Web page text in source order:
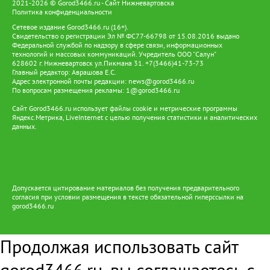
«снайпер», настольный аэрохоккей, шашки и шахматы, а также
часть. Депутаты отметили, что третья смена пользуется
большим спросом — попасть в лагеря дневного пребывания
смогли не все желающие. По сравнению с прошлым годом
число лагерей увеличили с 15 до 17, однако и этого оказалось
недостаточно. По окончании всех трёх смен планируется
опрос родителей: это позволит сформировать запрос на
будущий год и обосновать выделение дополнительных
средств на увеличение количества лагерей. Председатель Думы
Нижневартовска Алексей Сатинов подчеркнул: «Депутатский
корпус интересуют прежде всего условия пребывания, питание
организация очень хорошая. Но потребность выше, и надеюсь,
что в будущем году мы сможем увеличить количество мест в
третью смену». Его коллега, председатель комитета по
ребятами, и нареканий с их стороны не поступало. «В лагерях
дневного пребывания действуют 16 различных программ,
включающих спорт, изучение быта народов России, а также
2021-2026 © Gorod3466.ru - Сайт Нижневартовска
Политика конфиденциальности
Сетевое издание Gorod3466.ru (16+).
Свидетельство о регистрации Эл № ФС77-66798 от 15.08.2016 выдано
Федеральной службой по надзору в сфере связи, информационных
технологий и массовых коммуникаций. Учредитель ООО "Салун"
628602 г. Нижневартовск ул.Пикмана 31. +7(3466)41-73-73
Главный редактор: Аврашова Е.С.
Адрес электронной почты редакции: news@gorod3466.ru
По вопросам размещения рекламы: 1@gorod3466.ru
Сайт Gorod3466.ru использует файлы cookie и метрические программы
Яндекс.Метрика, LiveInternet с целью получения статистики и аналитических
данных.
Допускается цитирование материалов без получения предварительного
согласия при условии размещения в тексте обязательной гиперссылки на
gorod3466.ru
Продолжая использовать сайт